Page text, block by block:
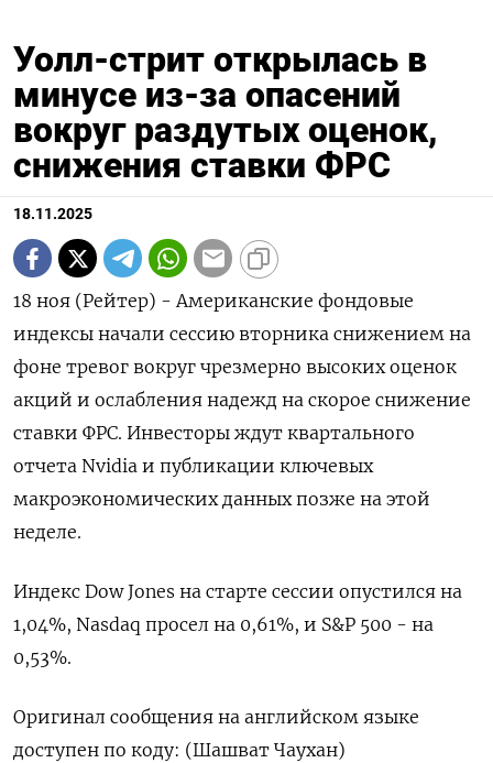
Уолл-стрит открылась в
минусе из-за опасений
вокруг раздутых оценок,
снижения ставки ФРС
18.11.2025
18 ноя (Рейтер) - Американские фондовые
индексы начали сессию вторника снижением на
фоне тревог вокруг чрезмерно высоких оценок
акций и ослабления надежд на скорое снижение
ставки ФРС. Инвесторы ждут квартального
отчета Nvidia и публикации ключевых
макроэкономических данных позже на этой
неделе.
Индекс Dow Jones на старте сессии опустился на
1,04%, Nasdaq просел на 0,61%, и S&P 500 - на
0,53%.
Оригинал сообщения на английском языке
доступен по коду: (Шашват Чаухан)